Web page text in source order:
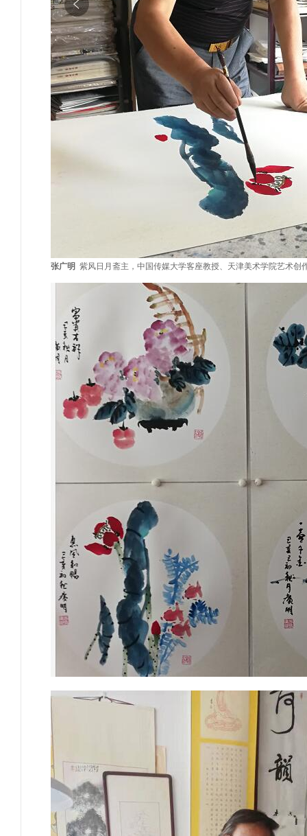
张广明 紫风日月斋主 ， 中国传媒大学客座教授、 天津美术学院艺术创